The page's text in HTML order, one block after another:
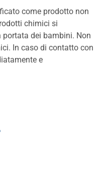
come prodotto non
chimici si
dei bambini. Non
In caso di contatto con
e